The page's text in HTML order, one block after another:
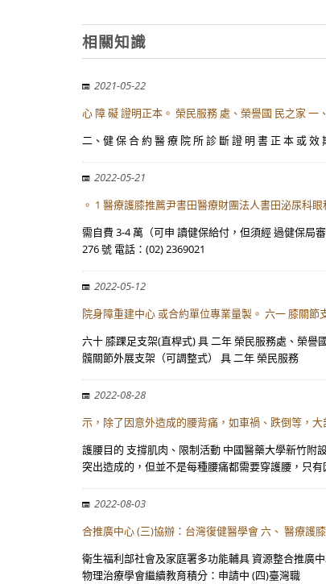
相關知識
2021-05-22
心 障 礙 證明正本。 榮民服務 處、榮譽國 民之家 一
二、健 保 合 約 醫 療 院 所 診 斷 證 明 書 正 本 或
2022-05-21
。 1 醫療護膝推薦尹書田醫療財團法人書田泌尿科
需自費 3-4 萬（可申 讀健保給付，但須經 過健保局
276 號 電話：(02) 2369021
2022-05-12
院身障重建中心 或合約單位專業量製。 六一 膝關節
六十 膝踝足支架(直桿式) 具 二年 榮民服務處、榮
髖關節外展支架（可調整式） 具 二年 榮民服務
2022-08-28
示，除了因意外造成的腰背痛，如車禍、跌倒等，
護腰目的 支撐肌肉、限制活動 中國醫藥大學新竹附
突出造成的，但並不是每種腰痛都需要穿護腰，只
2022-08-03
合推廣中心 (三)協辦：台灣復健醫學會 六、 醫療護
衛生福利部社會及家庭署多功能輔具 資源整合推廣
物理治療學會繼續教育積分：申請中 (四)臺灣職